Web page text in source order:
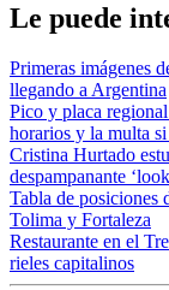
Le puede
Primeras imágenes
llegando a Argentina
Pico y placa
horarios y la multa
Cristina Hurtado
despampanante
Tabla de posiciones
Tolima y Fortaleza
Restaurante en el
rieles capitalinos